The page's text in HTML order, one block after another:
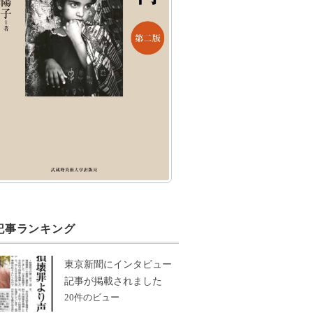
事ランキング
東京新聞にインタビュー
記事が掲載されました
20件のビュー